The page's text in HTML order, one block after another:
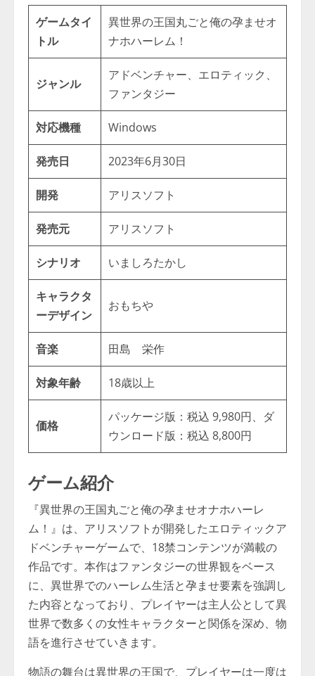
ゲームタイ
トル
異世界の王国丸ごと俺の孕ませオ
ナホハーレム！
ジャンル
アドベンチャー、エロティック、
ファンタジー
対応機種 Windows
発売日 2023年6月30日
開発 アリスソフト
発売元 アリスソフト
シナリオ いましろたかし
キャラクタ
ーデザイン
おもちや
音楽 田島 栄作
対象年齢 18歳以上
価格
パッケージ版：税込 9,980円、ダ
ウンロード版：税込 8,800円
ゲーム紹介
『異世界の王国丸ごと俺の孕ませオナホハーレ
ム！』は、アリスソフトが開発したエロティックア
ドベンチャーゲームで、18禁コンテンツが満載の
作品です。本作はファンタジーの世界観をベース
に、異世界でのハーレム生活と孕ませ要素を強調し
た内容となっており、プレイヤーは主人公として異
世界で数多くの女性キャラクターと関係を深め、物
語を進行させていきます。
物語の舞台は異世界の王国で、プレイヤーは一度は